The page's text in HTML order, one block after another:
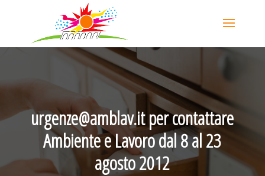
urgenze@amblav.it per contattare
Ambiente e Lavoro dal 8 al 23
agosto 2012